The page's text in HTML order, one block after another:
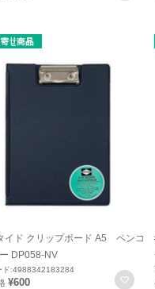
登録
イド クリップボード A5 ペンコ
DP058-NV
ド:4988342183284
¥600 お